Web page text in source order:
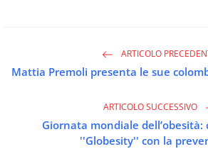
ARTICOLO
Mattia Premoli presenta le sue
ARTICOLO SUCCESSIVO
Giornata mondiale
''Globesity'' con la